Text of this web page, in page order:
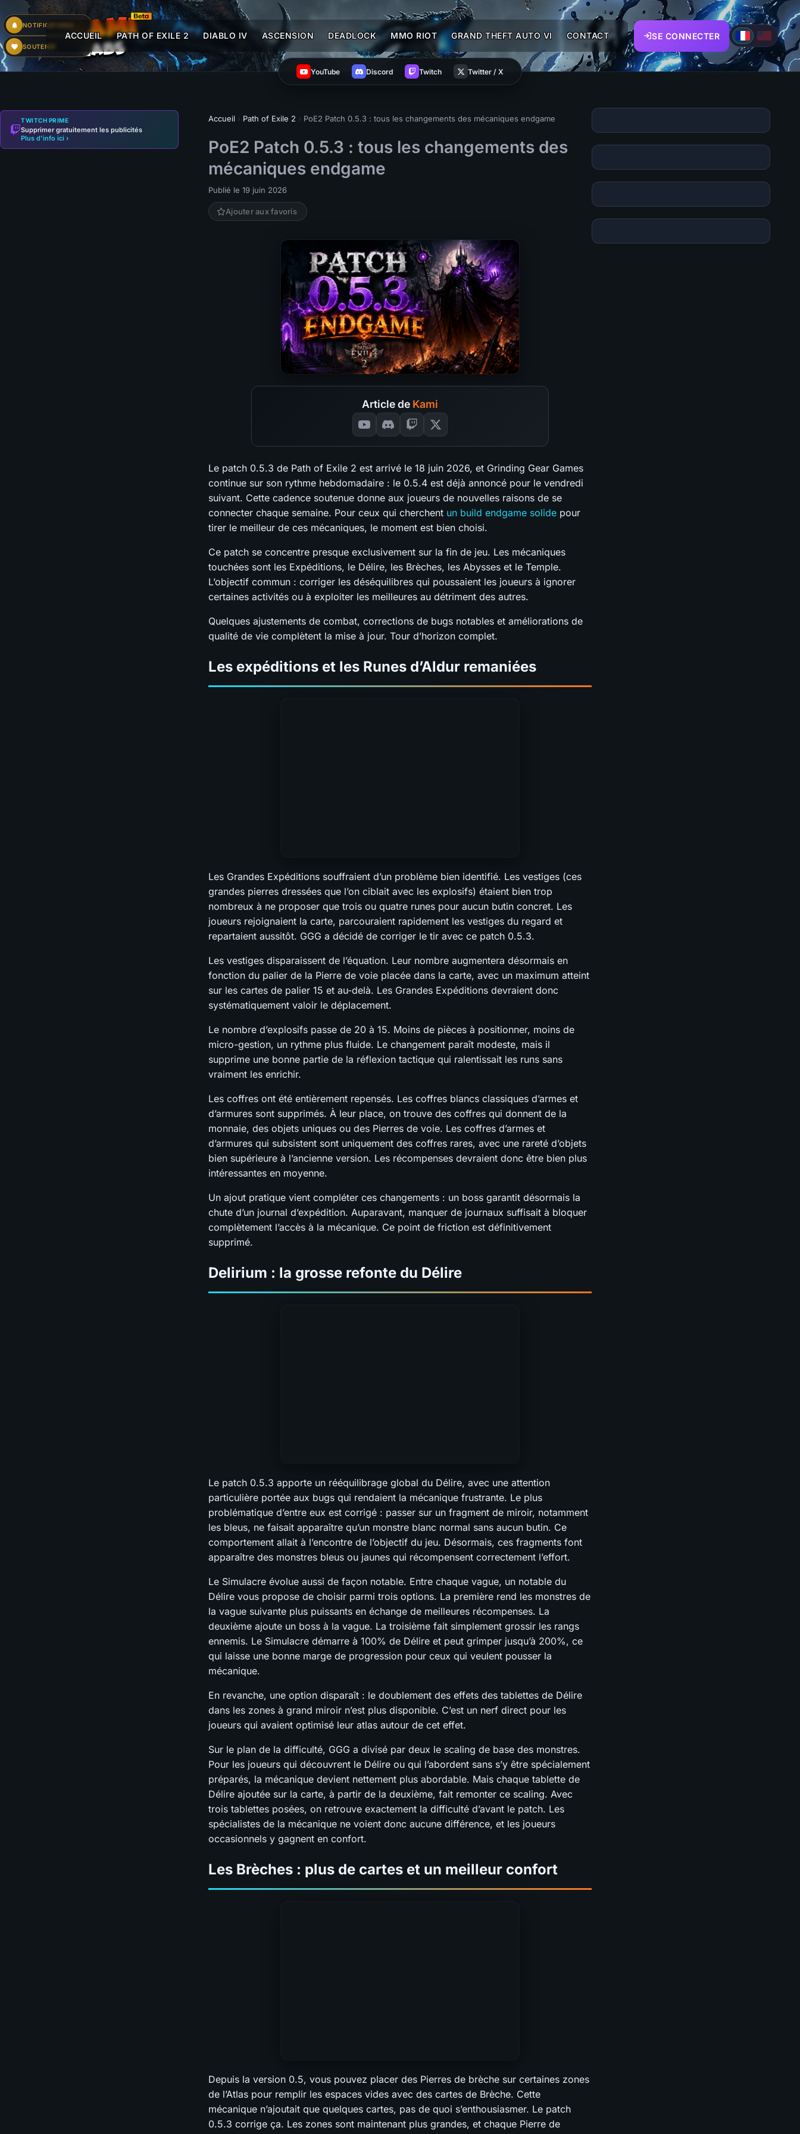
NOTIFICATIONS
SOUTENIR
ACCUEIL PATH OF EXILE 2 DIABLO IV ASCENSION DEADLOCK MMO RIOT GRAND THEFT AUTO VI CONTACT SE CONNECTER
YouTube Discord Twitch Twitter / X
Accueil › Path of Exile 2 › PoE2 Patch 0.5.3 : tous les changements des mécaniques endgame
PoE2 Patch 0.5.3 : tous les changements des
mécaniques endgame
Publié le 19 juin 2026
Ajouter aux favoris
Article de Kami
Le patch 0.5.3 de Path of Exile 2 est arrivé le 18 juin 2026, et Grinding Gear Games
continue sur son rythme hebdomadaire : le 0.5.4 est déjà annoncé pour le vendredi
suivant. Cette cadence soutenue donne aux joueurs de nouvelles raisons de se
connecter chaque semaine. Pour ceux qui cherchent un build endgame solide pour
tirer le meilleur de ces mécaniques, le moment est bien choisi.
Ce patch se concentre presque exclusivement sur la fin de jeu. Les mécaniques
touchées sont les Expéditions, le Délire, les Brèches, les Abysses et le Temple.
L’objectif commun : corriger les déséquilibres qui poussaient les joueurs à ignorer
certaines activités ou à exploiter les meilleures au détriment des autres.
Quelques ajustements de combat, corrections de bugs notables et améliorations de
qualité de vie complètent la mise à jour. Tour d’horizon complet.
Les expéditions et les Runes d’Aldur remaniées
Les Grandes Expéditions souffraient d’un problème bien identifié. Les vestiges (ces
grandes pierres dressées que l’on ciblait avec les explosifs) étaient bien trop
nombreux à ne proposer que trois ou quatre runes pour aucun butin concret. Les
joueurs rejoignaient la carte, parcouraient rapidement les vestiges du regard et
repartaient aussitôt. GGG a décidé de corriger le tir avec ce patch 0.5.3.
Les vestiges disparaissent de l’équation. Leur nombre augmentera désormais en
fonction du palier de la Pierre de voie placée dans la carte, avec un maximum atteint
sur les cartes de palier 15 et au-delà. Les Grandes Expéditions devraient donc
systématiquement valoir le déplacement.
Le nombre d’explosifs passe de 20 à 15. Moins de pièces à positionner, moins de
micro-gestion, un rythme plus fluide. Le changement paraît modeste, mais il
supprime une bonne partie de la réflexion tactique qui ralentissait les runs sans
vraiment les enrichir.
Les coffres ont été entièrement repensés. Les coffres blancs classiques d’armes et
d’armures sont supprimés. À leur place, on trouve des coffres qui donnent de la
monnaie, des objets uniques ou des Pierres de voie. Les coffres d’armes et
d’armures qui subsistent sont uniquement des coffres rares, avec une rareté d’objets
bien supérieure à l’ancienne version. Les récompenses devraient donc être bien plus
intéressantes en moyenne.
Un ajout pratique vient compléter ces changements : un boss garantit désormais la
chute d’un journal d’expédition. Auparavant, manquer de journaux suffisait à bloquer
complètement l’accès à la mécanique. Ce point de friction est définitivement
supprimé.
Delirium : la grosse refonte du Délire
Le patch 0.5.3 apporte un rééquilibrage global du Délire, avec une attention
particulière portée aux bugs qui rendaient la mécanique frustrante. Le plus
problématique d’entre eux est corrigé : passer sur un fragment de miroir, notamment
les bleus, ne faisait apparaître qu’un monstre blanc normal sans aucun butin. Ce
comportement allait à l’encontre de l’objectif du jeu. Désormais, ces fragments font
apparaître des monstres bleus ou jaunes qui récompensent correctement l’effort.
Le Simulacre évolue aussi de façon notable. Entre chaque vague, un notable du
Délire vous propose de choisir parmi trois options. La première rend les monstres de
la vague suivante plus puissants en échange de meilleures récompenses. La
deuxième ajoute un boss à la vague. La troisième fait simplement grossir les rangs
ennemis. Le Simulacre démarre à 100% de Délire et peut grimper jusqu’à 200%, ce
qui laisse une bonne marge de progression pour ceux qui veulent pousser la
mécanique.
En revanche, une option disparaît : le doublement des effets des tablettes de Délire
dans les zones à grand miroir n’est plus disponible. C’est un nerf direct pour les
joueurs qui avaient optimisé leur atlas autour de cet effet.
Sur le plan de la difficulté, GGG a divisé par deux le scaling de base des monstres.
Pour les joueurs qui découvrent le Délire ou qui l’abordent sans s’y être spécialement
préparés, la mécanique devient nettement plus abordable. Mais chaque tablette de
Délire ajoutée sur la carte, à partir de la deuxième, fait remonter ce scaling. Avec
trois tablettes posées, on retrouve exactement la difficulté d’avant le patch. Les
spécialistes de la mécanique ne voient donc aucune différence, et les joueurs
occasionnels y gagnent en confort.
Les Brèches : plus de cartes et un meilleur confort
Depuis la version 0.5, vous pouvez placer des Pierres de brèche sur certaines zones
de l’Atlas pour remplir les espaces vides avec des cartes de Brèche. Cette
mécanique n’ajoutait que quelques cartes, pas de quoi s’enthousiasmer. Le patch
0.5.3 corrige ça. Les zones sont maintenant plus grandes, et chaque Pierre de
TWITCH PRIME
Supprimer gratuitement les publicités
Plus d'info ici ›